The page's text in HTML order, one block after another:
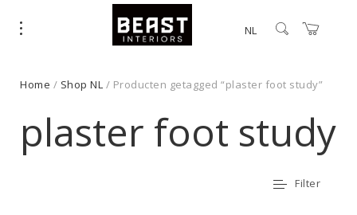
NL
Home / Shop NL / Producten getagged “plaster foot study”
plaster foot study
Filter